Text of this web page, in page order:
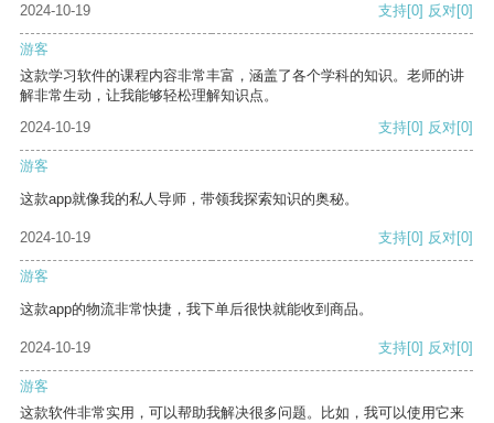
2024-10-19 支持[0] 反对[0]
游客
这款学习软件的课程内容非常丰富，涵盖了各个学科的知识。老师的讲
解非常生动，让我能够轻松理解知识点。
2024-10-19
支持[0] 反对[0]
游客
这款app就像我的私人导师，带领我探索知识的奥秘。
2024-10-19 支持[0] 反对[0]
游客
这款app的物流非常快捷，我下单后很快就能收到商品。
2024-10-19 支持[0] 反对[0]
游客
这款软件非常实用，可以帮助我解决很多问题。比如，我可以使用它来